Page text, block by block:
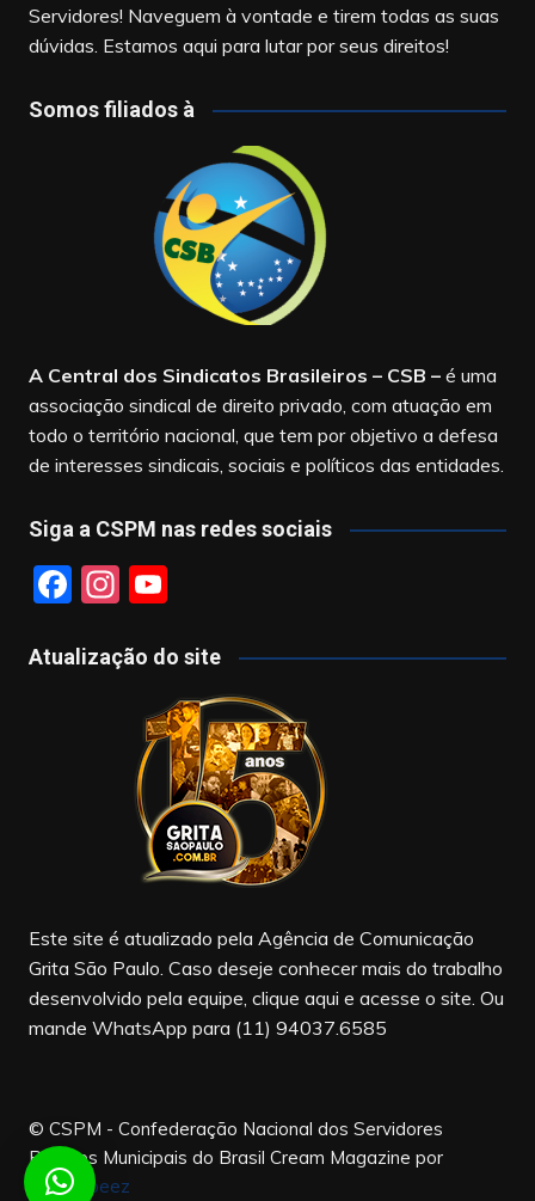
Servidores! Naveguem à vontade e tirem todas as suas
dúvidas. Estamos aqui para lutar por seus direitos!
Somos filiados à
A Central dos Sindicatos Brasileiros – CSB –é uma
associação sindical de direito privado, com atuação em
todo o território nacional, que tem por objetivo a defesa
de interesses sindicais, sociais e políticos das entidades.
Siga a CSPM nas redes sociais
F
c
In
a
m
Y
u
T
u
b
e
Atualização do site
Este site é atualizado pela Agência de Comunicação
Grita São Paulo. Caso deseje conhecer mais do trabalho
desenvolvido pela equipe, clique aqui e acesse o site. Ou
mande WhatsApp para (11) 94037.6585
© CSPM - Confederação Nacional dos Servidores
Públicos Municipais do Brasil Cream Magazine por
Themebeez